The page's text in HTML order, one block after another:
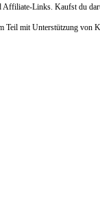
Affiliate-Links. Kaufst du
Teil mit Unterstützung von